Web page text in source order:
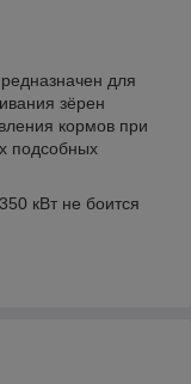
для
зёрен
кормов при
подсобных
кВт не боится